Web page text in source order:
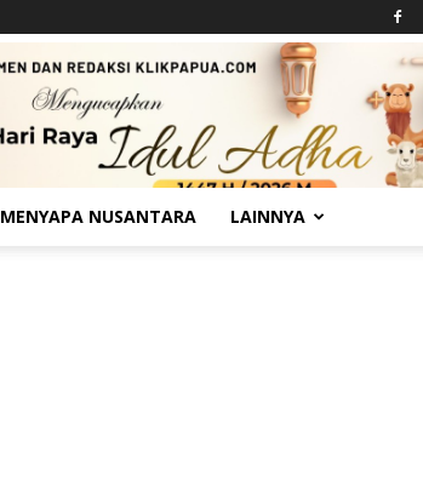
MENYAPA NUSANTARA LAINNYA